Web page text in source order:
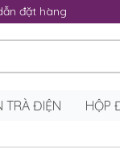
đặt hàng
TRÀ ĐIỆN